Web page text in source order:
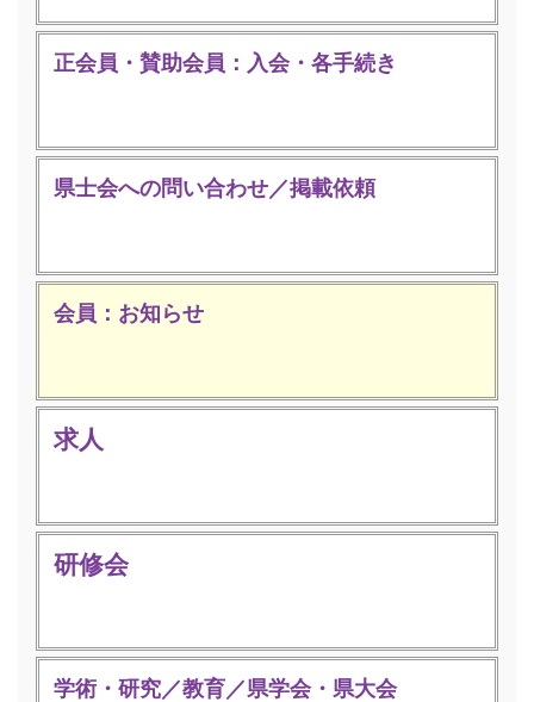
正会員・賛助会員：入会・各手続き
県士会への問い合わせ／掲載依頼
会員：お知らせ
求人
研修会
学術・研究／教育／県学会・県大会